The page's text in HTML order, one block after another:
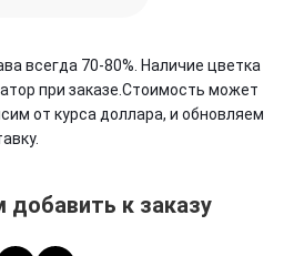
всегда 70-80%. Наличие цветка
при заказе.Стоимость может
от курса доллара, и обновляем
к заказу